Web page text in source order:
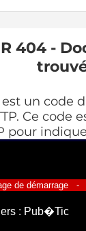
de démarrage-
: Pub�Tic